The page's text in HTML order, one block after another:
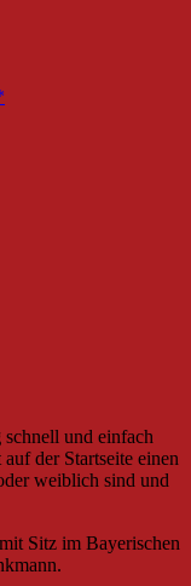
schnell und einfach
der Startseite einen
weiblich sind und
Sitz im Bayerischen